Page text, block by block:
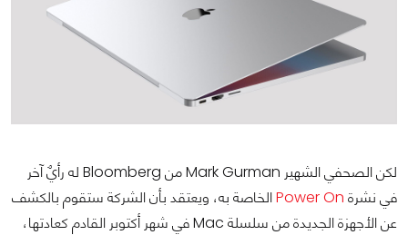
لكن الصحفي الشهير Mark Gurman من Bloomberg له رأيٌ آخر
في نشرة Power Onالخاصة به، ويعتقد بأن الشركة ستقوم بالكشف
عن الأجهزة الجديدة من سلسلة Mac في شهر أكتوبر القادم كعادتها،